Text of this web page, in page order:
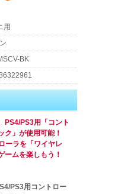
用
BK
PS4/PS3用「コント
ク」が使用可能！
ーラを「ワイヤレ
ームを楽しもう！
PS3用コントロー